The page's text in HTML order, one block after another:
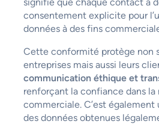
consentement explicite pour
données à des fins
Cette conformité protège non
entreprises mais aussi leurs
communication éthique et
renforçant la confiance dans la
commerciale. C’est également
des données obtenues